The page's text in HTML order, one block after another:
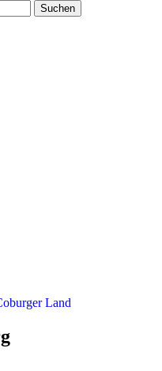
Land